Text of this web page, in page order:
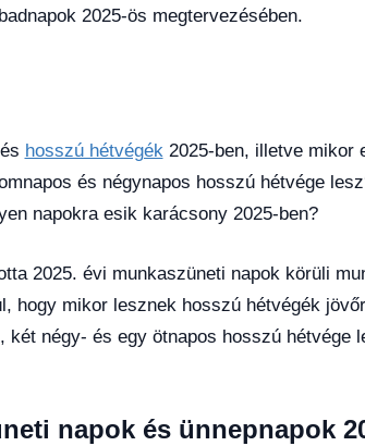
2025-ös megtervezésében.
hosszú hétvégék2025-ben, illetve mikor
és négynapos hosszú hétvége
napokra esik karácsony 2025-ben?
2025. évi munkaszüneti napok körüli
hogy mikor lesznek hosszú hétvégék
négy- és egy ötnapos hosszú hétvége
napok és ünnepnapok